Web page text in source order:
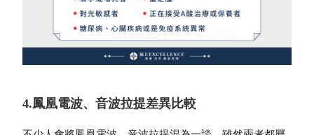
4.鳳凰電波、音波拉提差異比較